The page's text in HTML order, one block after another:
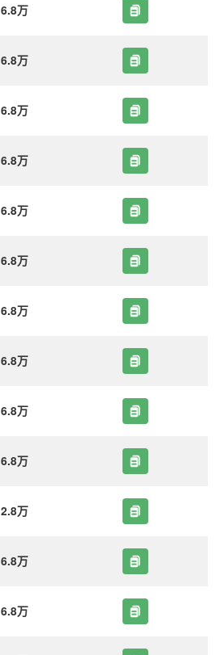
6.8万
6.8万
6.8万
6.8万
6.8万
6.8万
6.8万
6.8万
6.8万
6.8万
2.8万
6.8万
6.8万